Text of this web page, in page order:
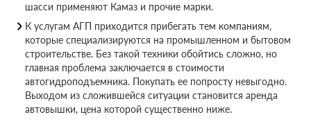
шасси применяют Камаз и прочие марки.
К услугам АГП приходится прибегать тем компаниям,
которые специализируются на промышленном и бытовом
строительстве. Без такой техники обойтись сложно, но
главная проблема заключается в стоимости
автогидроподъемника. Покупать ее попросту невыгодно.
Выходом из сложившейся ситуации становится аренда
автовышки, цена которой существенно ниже.